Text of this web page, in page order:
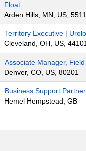
Float
Arden Hills, MN, US,
Territory Executive |
Cleveland, OH, US, 44101
Associate Manager,
Denver, CO, US, 80201
Business Support
Hemel Hempstead, GB